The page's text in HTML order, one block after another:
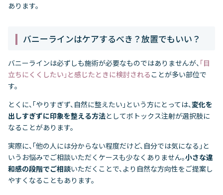
あります。
バニーラインはケアするべき？放置でもいい？
バニーラインは必ずしも施術が必要なものではありませんが、 「目
立ちにくくしたい」と感じたときに検討される ことが多い部位で
す。
とくに、「やりすぎず、自然に整えたい」という方にとっては、変化を
出しすぎずに印象を整える方法としてボトックス注射が選択肢に
なることがあります。
実際に、「他の人には分からない程度だけど、自分では気になる」と
いうお悩みでご相談いただくケースも少なくありません。小さな違
和感の段階でご相談いただくことで、より自然な方向性をご提案し
やすくなることもあります。